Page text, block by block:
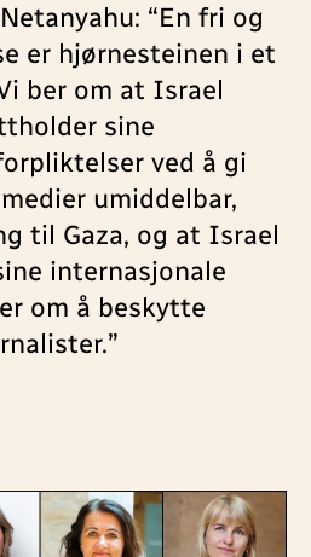
“En fri og
er hjørnesteinen i et
ber om at Israel
sine
ved å gi
umiddelbar,
til Gaza, og at Israel
internasjonale
om å beskytte